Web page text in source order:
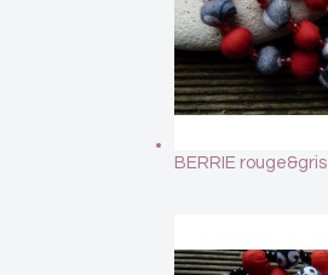
BERRIE rouge&gris